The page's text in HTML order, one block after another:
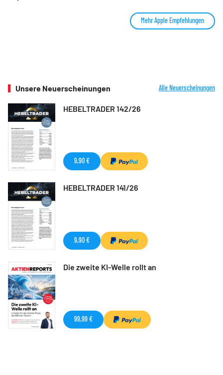
Mehr Apple Empfehlungen
Unsere Neuerscheinungen Alle Neuerscheinungen
HEBELTRADER 142/26
9,90 €
HEBELTRADER 141/26
9,90 €
Die zweite KI-Welle rollt an
99,99 €